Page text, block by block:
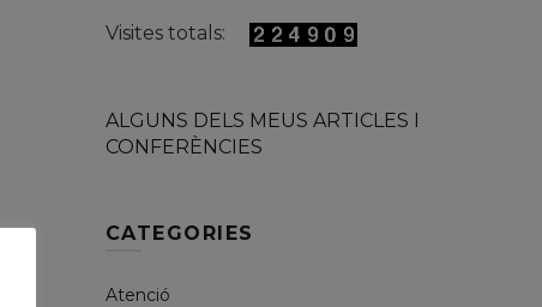
Visites totals:
ALGUNS DELS MEUS ARTICLES I
CONFERÈNCIES
CATEGORIES
Atenció